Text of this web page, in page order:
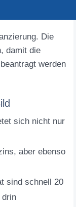
Die
damit die
werden
sich nicht nur
aber ebenso
sind schnell 20
drin